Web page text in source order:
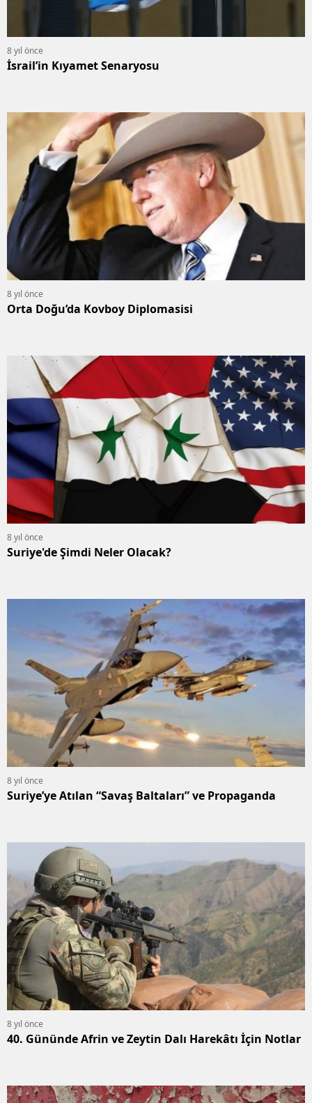
8 yıl önce
İsrail’in Kıyamet Senaryosu
8 yıl önce
Orta Doğu’da Kovboy Diplomasisi
8 yıl önce
Suriye'de Şimdi Neler Olacak?
8 yıl önce
Suriye’ye Atılan “Savaş Baltaları” ve Propaganda
8 yıl önce
40. Gününde Afrin ve Zeytin Dalı Harekâtı İçin Notlar